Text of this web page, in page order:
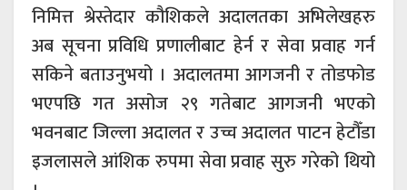
निमित्त श्रेस्तेदार कौशिकले अदालतका अभिलेखहरु
अब सूचना प्रविधि प्रणालीबाट हेर्न र सेवा प्रवाह गर्न
सकिने बताउनुभयो । अदालतमा आगजनी र तोडफोड
भएपछि गत असोज २९ गतेबाट आगजनी भएको
भवनबाट जिल्ला अदालत र उच्च अदालत पाटन हेटौँडा
इजलासले आंशिक रुपमा सेवा प्रवाह सुरु गरेको थियो